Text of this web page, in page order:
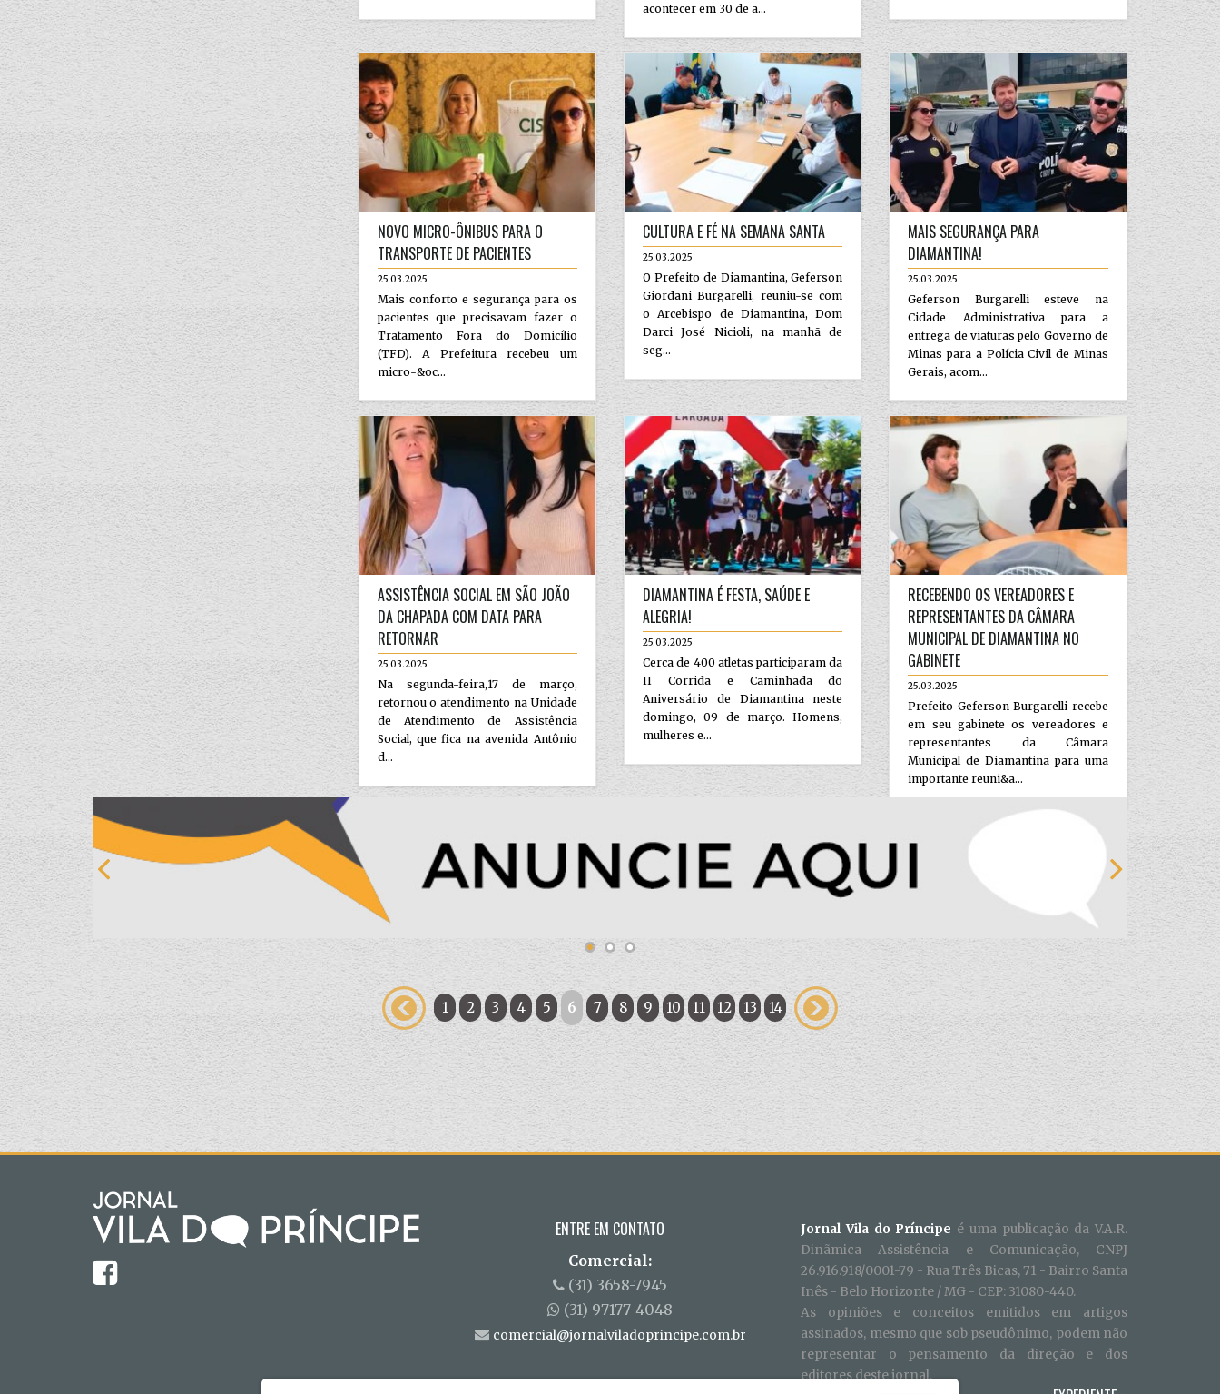
acontecer em 30 de a...
NOVO MICRO-ÔNIBUS PARA O
TRANSPORTE DE PACIENTES
25.03.2025
Mais conforto e segurança para os
pacientes que precisavam fazer o
Tratamento Fora do Domicílio
(TFD). A Prefeitura recebeu um
micro-&oc...
CULTURA E FÉ NA SEMANA SANTA
25.03.2025
O Prefeito de Diamantina, Geferson
Giordani Burgarelli, reuniu-se com
o Arcebispo de Diamantina, Dom
Darci José Nicioli, na manhã de
seg...
MAIS SEGURANÇA PARA
DIAMANTINA!
25.03.2025
Geferson Burgarelli esteve na
Cidade Administrativa para a
entrega de viaturas pelo Governo de
Minas para a Polícia Civil de Minas
Gerais, acom...
ASSISTÊNCIA SOCIAL EM SÃO JOÃO
DA CHAPADA COM DATA PARA
RETORNAR
25.03.2025
Na segunda-feira,17 de março,
retornou o atendimento na Unidade
de Atendimento de Assistência
Social, que fica na avenida Antônio
d...
DIAMANTINA É FESTA, SAÚDE E
ALEGRIA!
25.03.2025
Cerca de 400 atletas participaram da
II Corrida e Caminhada do
Aniversário de Diamantina neste
domingo, 09 de março. Homens,
mulheres e...
RECEBENDO OS VEREADORES E
REPRESENTANTES DA CÂMARA
MUNICIPAL DE DIAMANTINA NO
GABINETE
25.03.2025
Prefeito Geferson Burgarelli recebe
em seu gabinete os vereadores e
representantes da Câmara
Municipal de Diamantina para uma
importante reuni&a...
1 2 3 4 5 6 7 8 9 10 11 12 13 14
ENTRE EM CONTATO
Comercial:
(31) 3658-7945
(31) 97177-4048
comercial@jornalviladoprincipe.com.br
Jornal Vila do Príncipe é uma publicação da V.A.R.
Dinãmica Assistência e Comunicação, CNPJ
26.916.918/0001-79 - Rua Três Bicas, 71 - Bairro Santa
Inês - Belo Horizonte / MG - CEP: 31080-440.
As opiniões e conceitos emitidos em artigos
assinados, mesmo que sob pseudônimo, podem não
representar o pensamento da direção e dos
editores deste jornal.